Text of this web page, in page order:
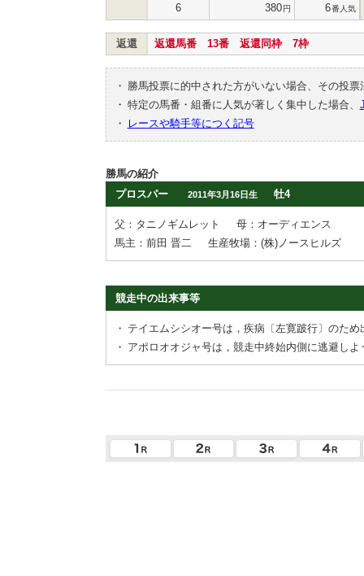
6 380円 6番人気
返還 返還馬番 13番 返還同枠 7枠
・
勝馬投票に的中された方がいない場合、その投
・ 特定の馬番・組番に人気が著しく集中した場合、
・
レースや騎手等につく記号
勝馬の紹介
プロスパー
2011年3月16日生 牡4
父：タニノギムレット
母：オーディエンス
馬主：前田 晋二
生産牧場：(株)ノースヒルズ
競走中の出来事等
・ テイエムシシオー号は，疾病〔左寛跛行〕のため
・ アポロオオジャ号は，競走中終始内側に逃避し